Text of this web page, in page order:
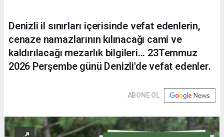
Denizli il sınırları içerisinde vefat edenlerin,
cenaze namazlarının kılınacağı cami ve
kaldırılacağı mezarlık bilgileri... 23Temmuz
2026 Perşembe günü Denizli'de vefat edenler.
ABONE OL